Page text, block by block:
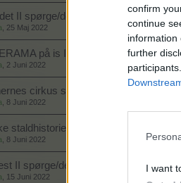
confirm
continue
information
further
I want
II spørge/debattråd
25 Maj 2022
på is II spørge/debattråd
2 Juni 2022
cirkus spørge/debattråd
8 Juni 2022
staldhistorier spørge/debattråd
8 Juni 2022
II spørge/debattråd
15 Juni 2022